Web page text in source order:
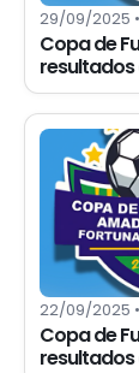
29/09/2025 •
Copa de
22/09/2025 •
Copa de